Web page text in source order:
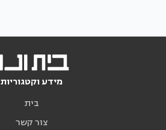
מידע וקטגוריות
בית
צור קשר